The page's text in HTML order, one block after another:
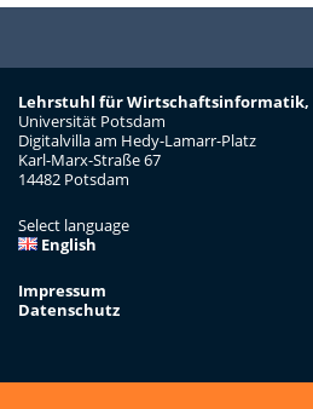
Lehrstuhl für Wirtschaftsinformatik,
Universität Potsdam
Digitalvilla am Hedy-Lamarr-Platz
Karl-Marx-Straße 67
14482 Potsdam
Select language
English
Impressum
Datenschutz